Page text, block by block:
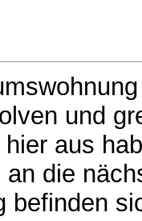
und
aus
die
befinden